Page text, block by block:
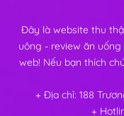
Đây là website thu
uông - review ăn
web! Nếu bạn thích
+ Địa chỉ: 188
+